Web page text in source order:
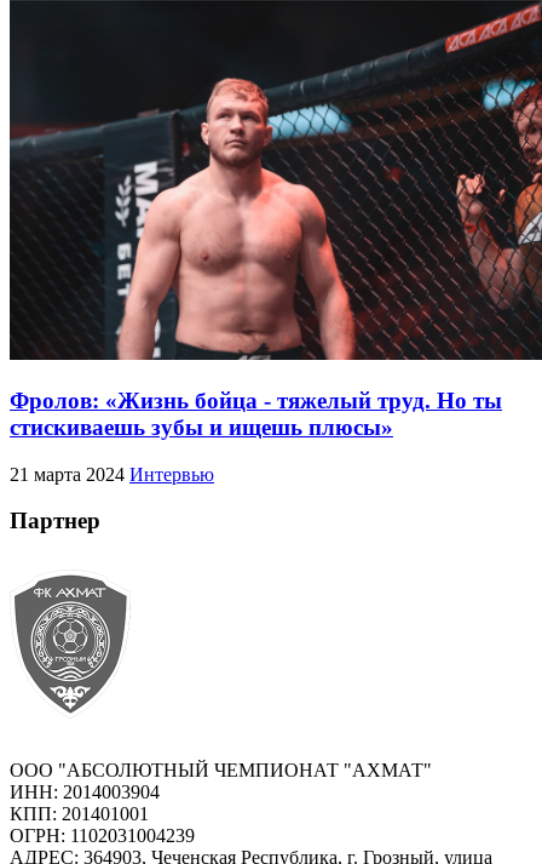
Фролов: «Жизнь бойца - тяжелый труд. Но ты
стискиваешь зубы и ищешь плюсы»
21 марта 2024 Интервью
Партнер
ООО "АБСОЛЮТНЫЙ ЧЕМПИОНАТ "АХМАТ"
ИНН: 2014003904
КПП: 201401001
ОГРН: 1102031004239
АДРЕС: 364903, Чеченская Республика, г. Грозный, улица